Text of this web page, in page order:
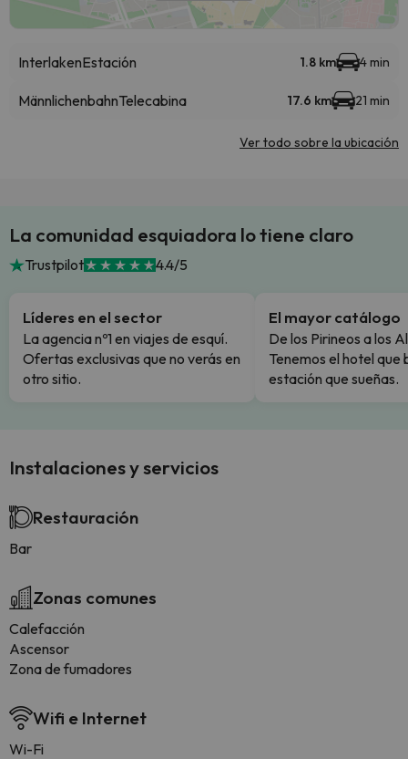
InterlakenEstación 1.8 km 4 min
MännlichenbahnTelecabina 17.6 km 21 min
Ver todo sobre la ubicación
La comunidad esquiadora lo tiene claro
Trustpilot 4.4/5
Líderes en el sector
La agencia nº1 en viajes de esquí.
Ofertas exclusivas que no verás en
otro sitio.
El mayor catálogo
De los Pirineos a los
Tenemos el hotel que
estación que sueñas.
Instalaciones y servicios
Restauración
Bar
Zonas comunes
Calefacción
Ascensor
Zona de fumadores
Wifi e Internet
Wi-Fi